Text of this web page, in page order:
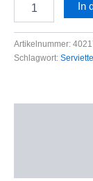
In
Artikelnummer:
Schlagwort: